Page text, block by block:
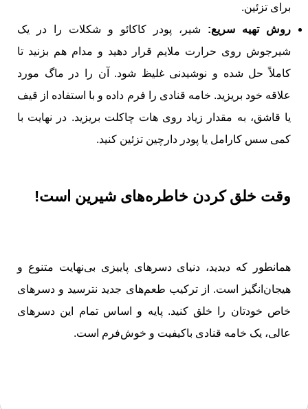
برای تزئین.
روش تهیه سریع: شیر، پودر کاکائو و شکلات را در یک
شیرجوش روی حرارت ملایم قرار دهید و مدام هم بزنید تا
کاملاً حل شده و نوشیدنی غلیظ شود. آن را در ماگ مورد
علاقه خود بریزید. خامه قنادی را فرم داده و با استفاده از قیف
یا قاشق، به مقدار زیاد روی هات چاکلت بریزید. در نهایت با
کمی سس کارامل یا پودر دارچین تزئین کنید.
وقت خلق کردن خاطره‌های شیرین است!
همانطور که دیدید، دنیای دسرهای پاییزی بی‌نهایت متنوع و
هیجان‌انگیز است. از ترکیب طعم‌های جدید نترسید و دسرهای
خاص خودتان را خلق کنید. پایه و اساس تمام این دسرهای
عالی، یک خامه قنادی باکیفیت و خوش‌فرم است.